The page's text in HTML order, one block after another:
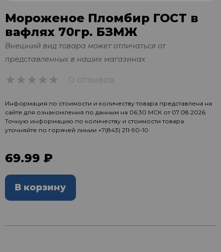
Мороженое Пломбир ГОСТ в
вафлях 70гр. БЗМЖ
Внешний вид товара может отличаться от
представленных в наших магазинах
0 отзывов
Информация по стоимости и количеству товара представлена на
сайте для ознакомления по данным на 06:30 МСК от 07.08.2026.
Точную информацию по количеству и стоимости товара
уточняйте по горячей линии +7(843) 211-90-10
69.99 ₽
В корзину